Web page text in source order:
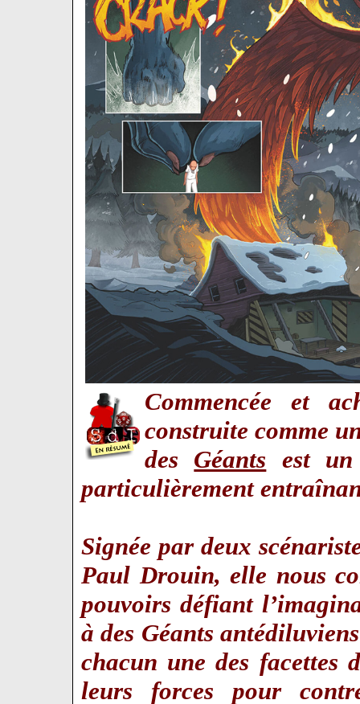
Commencée et
construite comme
des Géants est un
particulièrement
Signée par deux
Paul Drouin, elle nous
pouvoirs défiant
à des Géants
chacun une des
leurs forces pour